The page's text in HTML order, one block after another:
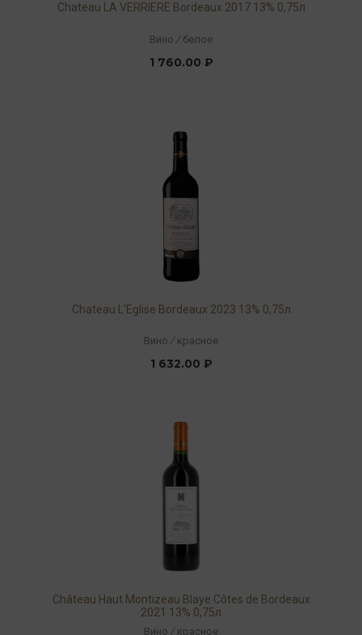
Chateau LA VERRIERE Bordeaux 2017 13% 0,75л
Вино / белое
1 760.00 ₽
Chateau L'Eglise Bordeaux 2023 13% 0,75л
Вино / красное
1 632.00 ₽
Château Haut Montizeau Blaye Côtes de Bordeaux
2021 13% 0,75л
Вино / красное